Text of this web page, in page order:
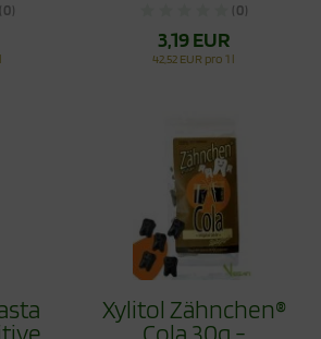
(0)
(0)
3,19 EUR
42,52 EUR pro 1 l
Xylitol Zähnchen®
Cola 30g -